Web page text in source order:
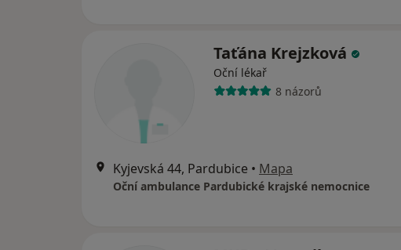
Taťána Krejzková
Oční lékař
8 názorů
Kyjevská 44, Pardubice • Mapa
Oční ambulance Pardubické krajské nemocnice